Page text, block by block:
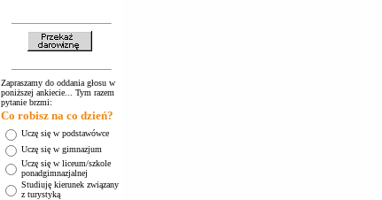
Zapraszamy do oddania głosu w
poniższej ankiecie... Tym razem
pytanie brzmi:
Co robisz na co dzień?
Uczę się w podstawówce
Uczę się w gimnazjum
Uczę się w liceum/szkole
ponadgimnazjalnej
Studiuję kierunek związany
z turystyką